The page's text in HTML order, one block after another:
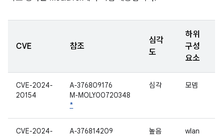
CVE 참조
심각
도
하위
구성
요소
CVE-2024-
20154
A-376809176
M-MOLY00720348
*
심각 모뎀
CVE-2024-
A-376814209
높음 wlan